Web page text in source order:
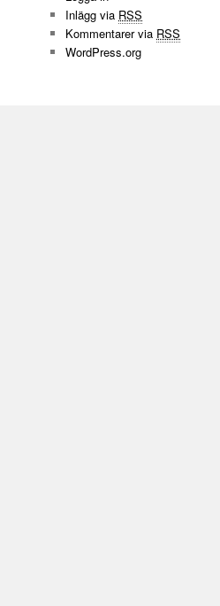
Inlägg via RSS
Kommentarer via RSS
WordPress.org